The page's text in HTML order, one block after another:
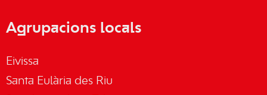
Agrupacions locals
Eivissa
Santa Eulària des Riu